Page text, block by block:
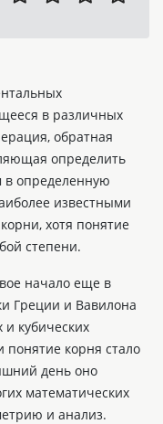
в различных
обратная
определить
в определенную
известными
хотя понятие
степени.
начало еще в
Греции и Вавилона
кубических
корня стало
день оно
математических
и анализ.